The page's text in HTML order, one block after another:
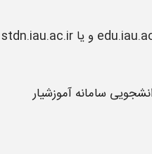
سامانه آموزشیار